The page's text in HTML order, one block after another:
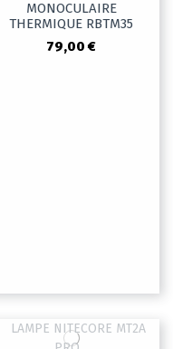
MONOCULAIRE
THERMIQUE RBTM35
79,00 €